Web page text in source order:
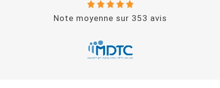
Note moyenne sur 353 avis